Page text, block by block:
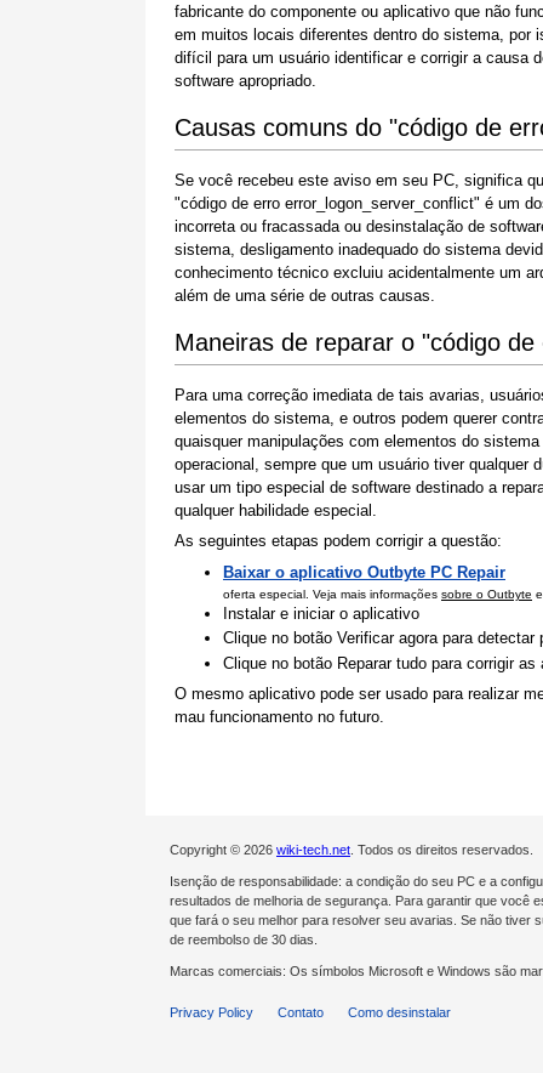
fabricante do componente ou aplicativo que não
em muitos locais diferentes dentro do sistema, por
difícil para um usuário identificar e corrigir a causa
software apropriado.
Causas comuns do "código de
Se você recebeu este aviso em seu PC, significa
"código de erro error_logon_server_conflict" é um
incorreta ou fracassada ou desinstalação de
sistema, desligamento inadequado do sistema
conhecimento técnico excluiu acidentalmente um
além de uma série de outras causas.
Maneiras de reparar o "código
Para uma correção imediata de tais avarias,
elementos do sistema, e outros podem querer
quaisquer manipulações com elementos do
operacional, sempre que um usuário tiver qualquer
usar um tipo especial de software destinado a
qualquer habilidade especial.
As seguintes etapas podem corrigir a questão:
Baixar o aplicativo Outbyte PC Repair
oferta especial. Veja mais informações sobre o Outbyte
Instalar e iniciar o aplicativo
Clique no botão Verificar agora para
Clique no botão Reparar tudo para corrigir
O mesmo aplicativo pode ser usado para realizar
mau funcionamento no futuro.
Copyright © 2026 wiki-tech.net . Todos os direitos reservados.
Isenção de responsabilidade: a condição do seu PC e a
resultados de melhoria de segurança. Para garantir que você
que fará o seu melhor para resolver seu avarias. Se não tiver
de reembolso de 30 dias.
Marcas comerciais: Os símbolos Microsoft e Windows são
Privacy Policy Contato Como desinstalar